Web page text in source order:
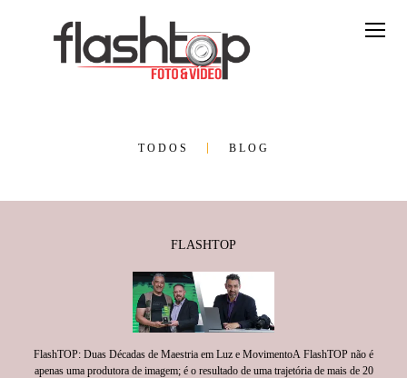
TODOS BLOG
FLASHTOP
FlashTOP: Duas Décadas de Maestria em Luz e MovimentoA FlashTOP não é
apenas uma produtora de imagem; é o resultado de uma trajetória de mais de 20